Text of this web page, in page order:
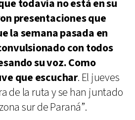
todavía no está en su
presentaciones que
la semana pasada en
con todos
su voz. Como
que escuchar. El jueves
de la ruta y se han juntado
sur de Paraná”.